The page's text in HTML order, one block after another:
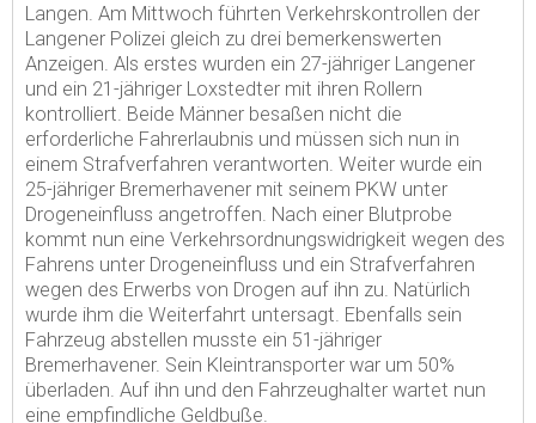
Langen. Am Mittwoch führten Verkehrskontrollen der
Langener Polizei gleich zu drei bemerkenswerten
Anzeigen. Als erstes wurden ein 27-jähriger Langener
und ein 21-jähriger Loxstedter mit ihren Rollern
kontrolliert. Beide Männer besaßen nicht die
erforderliche Fahrerlaubnis und müssen sich nun in
einem Strafverfahren verantworten. Weiter wurde ein
25-jähriger Bremerhavener mit seinem PKW unter
Drogeneinfluss angetroffen. Nach einer Blutprobe
kommt nun eine Verkehrsordnungswidrigkeit wegen des
Fahrens unter Drogeneinfluss und ein Strafverfahren
wegen des Erwerbs von Drogen auf ihn zu. Natürlich
wurde ihm die Weiterfahrt untersagt. Ebenfalls sein
Fahrzeug abstellen musste ein 51-jähriger
Bremerhavener. Sein Kleintransporter war um 50%
überladen. Auf ihn und den Fahrzeughalter wartet nun
eine empfindliche Geldbuße.